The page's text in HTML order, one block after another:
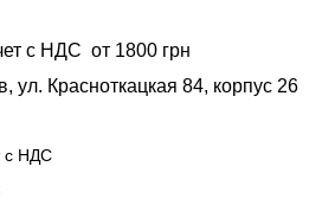
с НДС от 1800 грн
ул. Красноткацкая 84, корпус 26
с НДС